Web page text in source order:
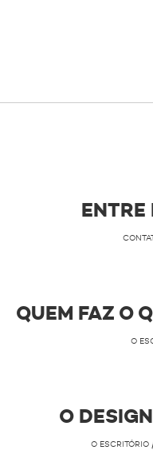
ENTRE
QUEM FAZ O
O
O
O ESCRITÓRIO